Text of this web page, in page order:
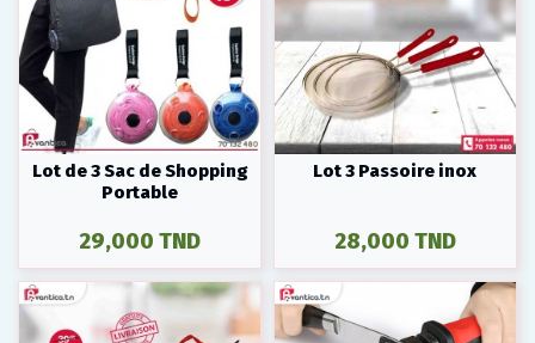
Lot de 3 Sac de Shopping
Portable
29,000 TND
Lot 3 Passoire inox
28,000 TND